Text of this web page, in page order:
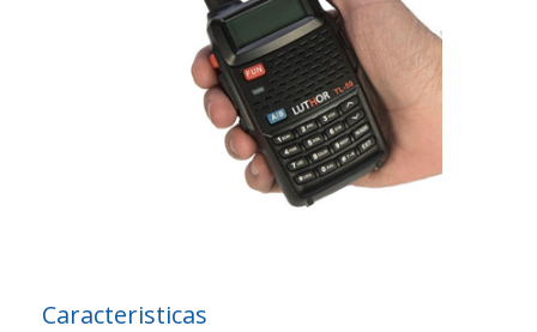
Caracteristicas